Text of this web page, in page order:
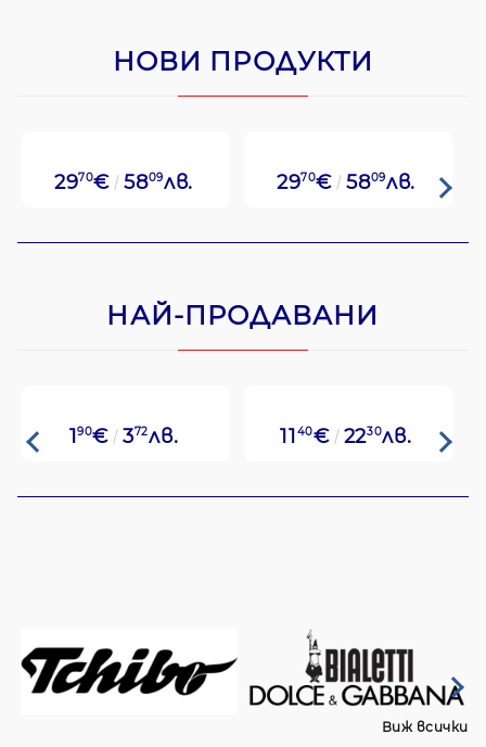
НОВИ ПРОДУКТИ
2970€ 5809лв. 2970€ 5809лв.
НАЙ-ПРОДАВАНИ
190€ 372лв. 1140€ 2230лв.
Виж всички